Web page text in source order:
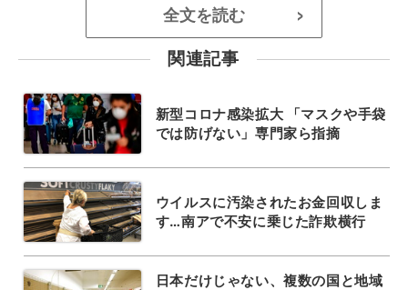
全文を読む >
関連記事
新型コロナ感染拡大 「マスクや手袋
では防げない」専門家ら指摘
ウイルスに汚染されたお金回収しま
す…南アで不安に乗じた詐欺横行
日本だけじゃない、複数の国と地域